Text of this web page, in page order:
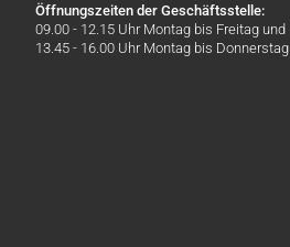
Öffnungszeiten der Geschäftsstelle:
09.00 - 12.15 Uhr Montag bis Freitag und
13.45 - 16.00 Uhr Montag bis Donnerstag